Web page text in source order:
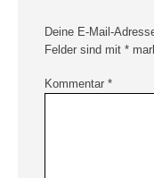
Deine E-Mail-
Felder sind mit *
Kommentar *